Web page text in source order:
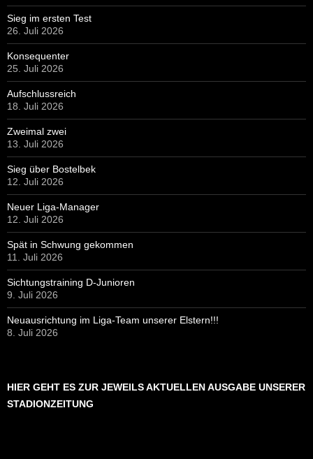
Sieg im ersten Test
26. Juli 2026
Konsequenter
25. Juli 2026
Aufschlussreich
18. Juli 2026
Zweimal zwei
13. Juli 2026
Sieg über Bostelbek
12. Juli 2026
Neuer Liga-Manager
12. Juli 2026
Spät in Schwung gekommen
11. Juli 2026
Sichtungstraining D-Junioren
9. Juli 2026
Neuausrichtung im Liga-Team unserer Elstern!!!
8. Juli 2026
HIER GEHT ES ZUR JEWEILS AKTUELLEN AUSGABE UNSERER
STADIONZEITUNG